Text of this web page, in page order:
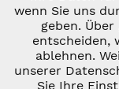
* ALLE
VERSANDKOSTEN
Tracking
wenn Sie uns
geben. Über
entscheiden,
ablehnen.
unserer
Sie Ihre